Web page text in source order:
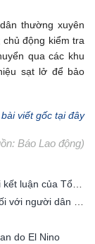
thường xuyên
động kiểm tra
qua các khu
sạt lở để bảo
viết gốc tại đây
Báo Lao động)
Chính phủ ban hành Nghị quyết triển khai kết luận của Tổng Bí thư, Chủ tịch nước về phòng, chống thiên tai
Lào Cai ban hành mức hỗ trợ cấp bách đối với người dân phải di dời khẩn cấp khỏi vùng thiên tai
do El Nino